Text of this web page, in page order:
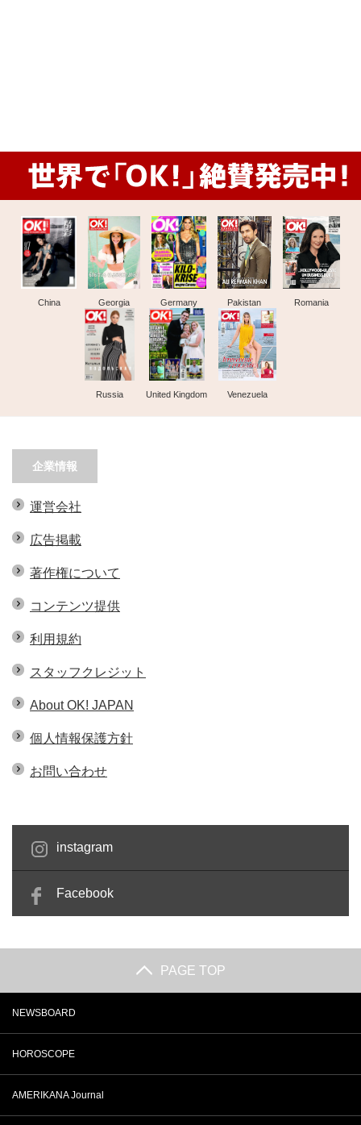
China Georgia Germany Pakistan Romania
Russia United Kingdom Venezuela
企業情報
運営会社
広告掲載
著作権について
コンテンツ提供
利用規約
スタッフクレジット
About OK! JAPAN
個人情報保護方針
お問い合わせ
instagram
Facebook
PAGE TOP
NEWSBOARD
HOROSCOPE
AMERIKANA Journal